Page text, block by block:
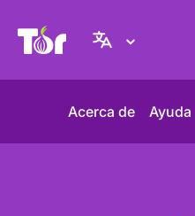
Web del Proyecto
Acerca de Ayuda